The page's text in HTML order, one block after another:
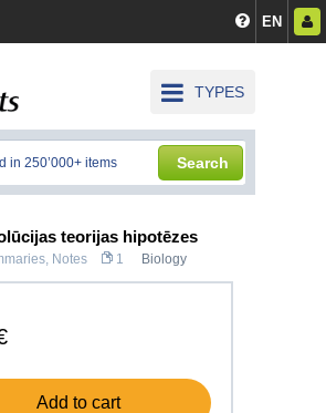
EN
TYPES
Search
teorijas hipotēzes
Notes 1 Biology
Add to cart